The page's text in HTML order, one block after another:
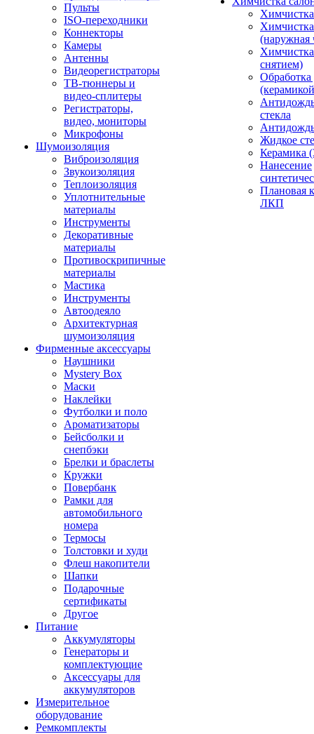
Пульты
ISO-переходники
Коннекторы
Камеры
Антенны
Видеорегистраторы
ТВ-тюннеры и
видео-сплитеры
Регистраторы,
видео, мониторы
Микрофоны
Шумоизоляция
Виброизоляция
Звукоизоляция
Теплоизоляция
Уплотнительные
материалы
Инструменты
Декоративные
материалы
Противоскрипичные
материалы
Мастика
Инструменты
Автоодеяло
Архитектурная
шумоизоляция
Фирменные аксессуары
Наушники
Mystery Box
Маски
Наклейки
Футболки и поло
Ароматизаторы
Бейсболки и
снепбэки
Брелки и браслеты
Кружки
Повербанк
Рамки для
автомобильного
номера
Термосы
Толстовки и худи
Флеш накопители
Шапки
Подарочные
сертификаты
Другое
Питание
Аккумуляторы
Генераторы и
комплектующие
Аксессуары для
аккумуляторов
Измерительное
оборудование
Ремкомплекты
(наружная
снятием)
Обработка
стекла
Жидкое
Керамика
Нанесение
Плановая
ЛКП